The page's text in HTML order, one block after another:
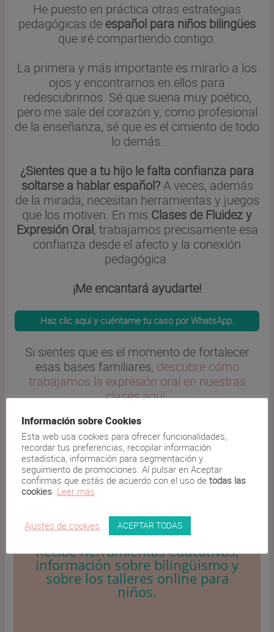
He puesto en práctica otras estrategias
pedagógicas de español para niños bilingües
que iré compartiendo contigo.
La primera y más importante es mirarlo a los
ojos y encontrarnos en ellos para
redescubrirnos. Sé que suena muy poético,
pero me sale del corazón y, como profesional
de la enseñanza, sé que es el cimiento de todo
lo demás.
¿Sientes que a tu hijo le falta confianza para
soltarse a hablar español?A veces, además
de la mirada, necesitan herramientas y juegos
que los motiven. En mis Clases de Fluidez y
Expresión Oral, trabajamos precisamente esa
confianza desde el afecto y la conexión
pedagógica.
¡Me encantará ayudarte!
Haz clic aquí y cuéntame tu caso por WhatsApp.
Si sientes que es el momento de fortalecer
esas bases familiares, descubre cómo
trabajamos la expresión oral en nuestras
clases aquí.
Si quieres descubrir más estrategias
prácticas, puedes explorar todos nuestros
consejos parasoltarse a hablar en español
¡Conserva tus raíces!
Recibe herramientas educativas,
información sobre bilingüismo y
sobre los talleres online para
niños.
Información sobre Cookies
Esta web usa cookies para ofrecer funcionalidades,
recordar tus preferencias, recopilar información
estadística, información para segmentación y
seguimiento de promociones. Al pulsar en Aceptar
confirmas que estás de acuerdo con el uso de todas las
cookies. Leer más
Ajustes de cookies ACEPTAR TODAS